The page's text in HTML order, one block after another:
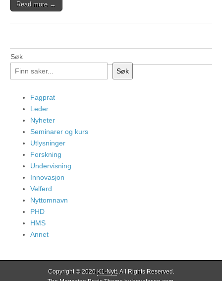
Read more →
Søk
Søk
Fagprat
Leder
Nyheter
Seminarer og kurs
Utlysninger
Forskning
Undervisning
Innovasjon
Velferd
Nyttomnavn
PHD
HMS
Annet
Copyright © 2026 K1-Nytt. All Rights Reserved.